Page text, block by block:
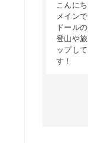
こんに
メイン
ドール
登山や
ップし
す！